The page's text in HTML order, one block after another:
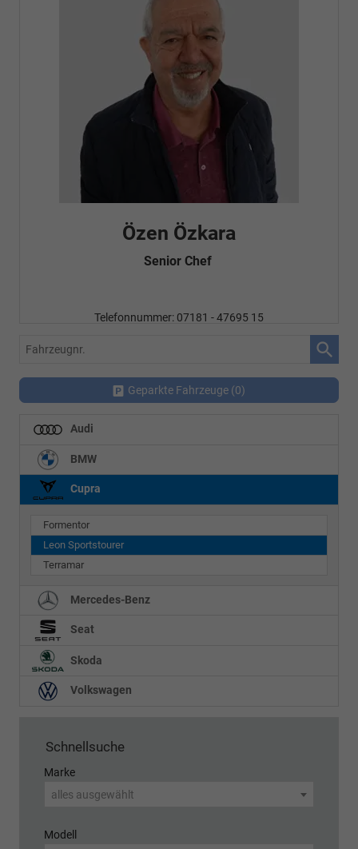
Fatma Özyürek Oguz
Automobilkaufrau -
E-Mailadresse:info@autohausrems.de
Fahrzeugnr.
Geparkte Fahrzeuge (0)
Audi
BMW
Cupra
Formentor
Leon Sportstourer
Terramar
Mercedes-Benz
Seat
Skoda
Volkswagen
Schnellsuche
Marke
alles ausgewählt
Modell